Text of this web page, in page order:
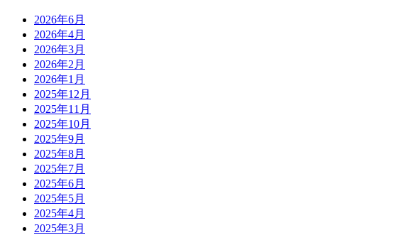
2026年6月
2026年4月
2026年3月
2026年2月
2026年1月
2025年12月
2025年11月
2025年10月
2025年9月
2025年8月
2025年7月
2025年6月
2025年5月
2025年4月
2025年3月